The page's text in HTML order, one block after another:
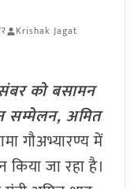
Krishak Jagat
को बसामन
सम्मेलन, अमित
गौअभ्यारण्य में
जा रहा है।